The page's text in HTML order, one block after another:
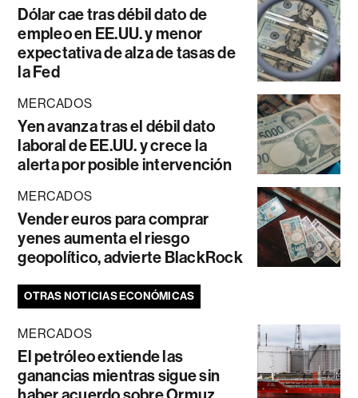
Dólar cae tras débil dato de
empleo en EE.UU. y menor
expectativa de alza de tasas de
la Fed
MERCADOS
Yen avanza tras el débil dato
laboral de EE.UU. y crece la
alerta por posible intervención
MERCADOS
Vender euros para comprar
yenes aumenta el riesgo
geopolítico, advierte BlackRock
OTRAS NOTICIAS ECONÓMICAS
MERCADOS
El petróleo extiende las
ganancias mientras sigue sin